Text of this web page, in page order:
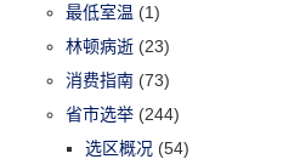
最低室温 (1)
林顿病逝 (23)
消费指南 (73)
省市选举 (244)
选区概况 (54)